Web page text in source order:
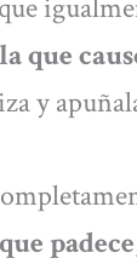
que
y
padece